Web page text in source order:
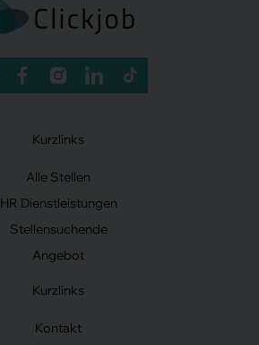
Kurzlinks
Alle Stellen
HR Dienstleistungen
Stellensuchende
Angebot
Kurzlinks
Kontakt